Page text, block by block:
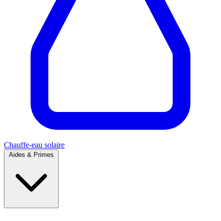
Chauffe-eau solaire